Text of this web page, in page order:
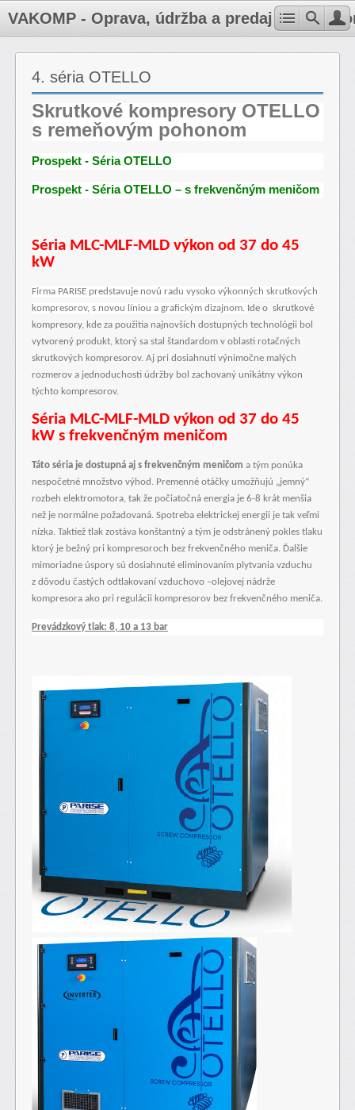
VAKOMP - Oprava, údržba a predaj
4. séria OTELLO
Skrutkové kompresory OTELLO
s remeňovým pohonom
Prospekt - Séria OTELLO
Prospekt - Séria OTELLO – s frekvenčným meničom
Séria MLC-MLF-MLD výkon od 37 do 45
kW
Firma PARISE predstavuje novú radu vysoko výkonných skrutkových
kompresorov, s novou líniou a grafickým dizajnom. Ide o skrutkové
kompresory, kde za použitia najnovších dostupných technológii bol
vytvorený produkt, ktorý sa stal štandardom v oblasti rotačných
skrutkových kompresorov. Aj pri dosiahnutí výnimočne malých
rozmerov a jednoduchosti údržby bol zachovaný unikátny výkon
týchto kompresorov.
Séria MLC-MLF-MLD výkon od 37 do 45
kW s frekvenčným meničom
Táto séria je dostupná aj s frekvenčným meničom a tým ponúka
nespočetné množstvo výhod. Premenné otáčky umožňujú „jemný“
rozbeh elektromotora, tak že počiatočná energia je 6-8 krát menšia
než je normálne požadovaná. Spotreba elektrickej energii je tak veľmi
nízka. Taktiež tlak zostáva konštantný a tým je odstránený pokles tlaku
ktorý je bežný pri kompresoroch bez frekvenčného meniča. Ďalšie
mimoriadne úspory sú dosiahnuté eliminovaním plytvania vzduchu
z dôvodu častých odtlakovaní vzduchovo –olejovej nádrže
kompresora ako pri regulácii kompresorov bez frekvenčného meniča.
Prevádzkový tlak: 8, 10 a 13 bar